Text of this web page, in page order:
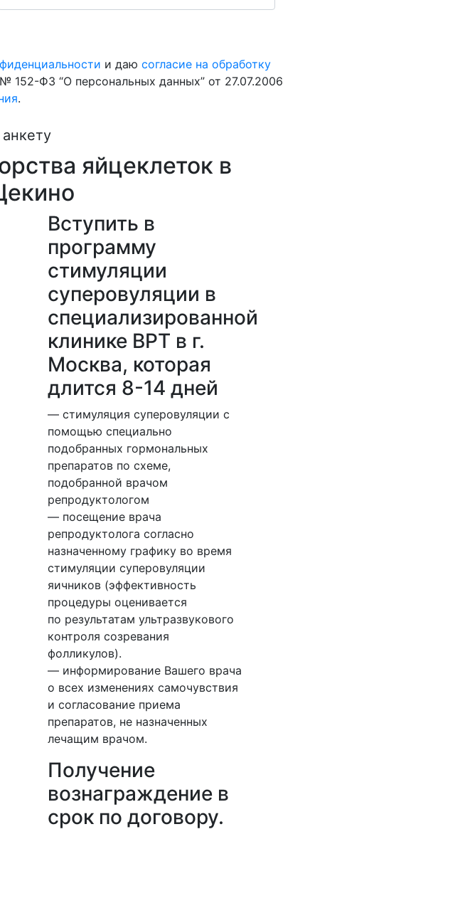
и даю согласие на обработку
152-ФЗ “О персональных данных” от 27.07.2006
.
яйцеклеток в
Вступить в
программу
стимуляции
суперовуляции в
специализированной
клинике ВРТ в г.
Москва, которая
длится 8-14 дней
— стимуляция суперовуляции с
помощью специально
подобранных гормональных
препаратов по схеме,
подобранной врачом
репродуктологом
— посещение врача
репродуктолога согласно
назначенному графику во время
стимуляции суперовуляции
яичников (эффективность
процедуры оценивается
по результатам ультразвукового
контроля созревания
фолликулов).
— информирование Вашего врача
о всех изменениях самочувствия
и согласование приема
препаратов, не назначенных
лечащим врачом.
Получение
вознаграждение в
срок по договору.